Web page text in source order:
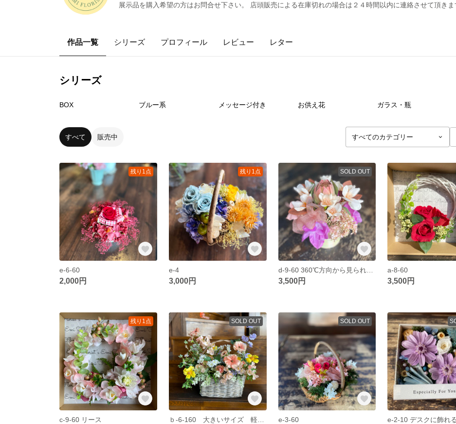
展示品を購入希望の方はお問合せ下さい。 店頭販売による在庫切れの場合は２４時間以内に連絡させて頂きま
作品一覧 シリーズ プロフィール レビュー レター
シリーズ
BOX ブルー系 メッセージ付き お供え花 ガラス・瓶
すべて 販売中
残り1点
e-6-60
2,000円
残り1点
e-4
3,000円
SOLD OUT
d-9-60 360℃方向から見られる お供え花にも テーブルフラワー 小ぶり デスクにも
3,500円
a-8-60
3,500円
残り1点
c-9-60 リース
SOLD OUT SOLD OUT
e-3-60 e-2-10 デスクに飾れる